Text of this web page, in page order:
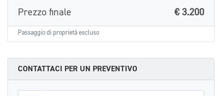
Prezzo finale € 3.200
Passaggio di proprietà escluso
CONTATTACI PER UN PREVENTIVO